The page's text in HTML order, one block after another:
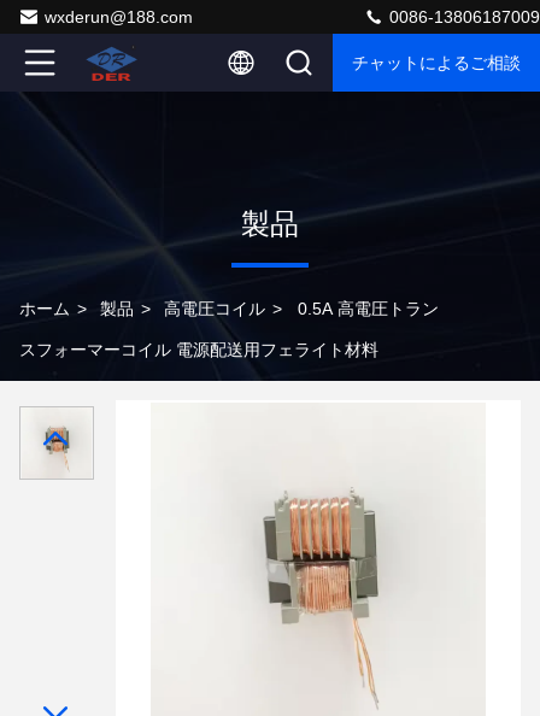
wxderun@188.com 0086-13806187009
チャットによるご相談
製品
ホーム > 製品 > 高電圧コイル > 0.5A 高電圧トラン
スフォーマーコイル 電源配送用フェライト材料